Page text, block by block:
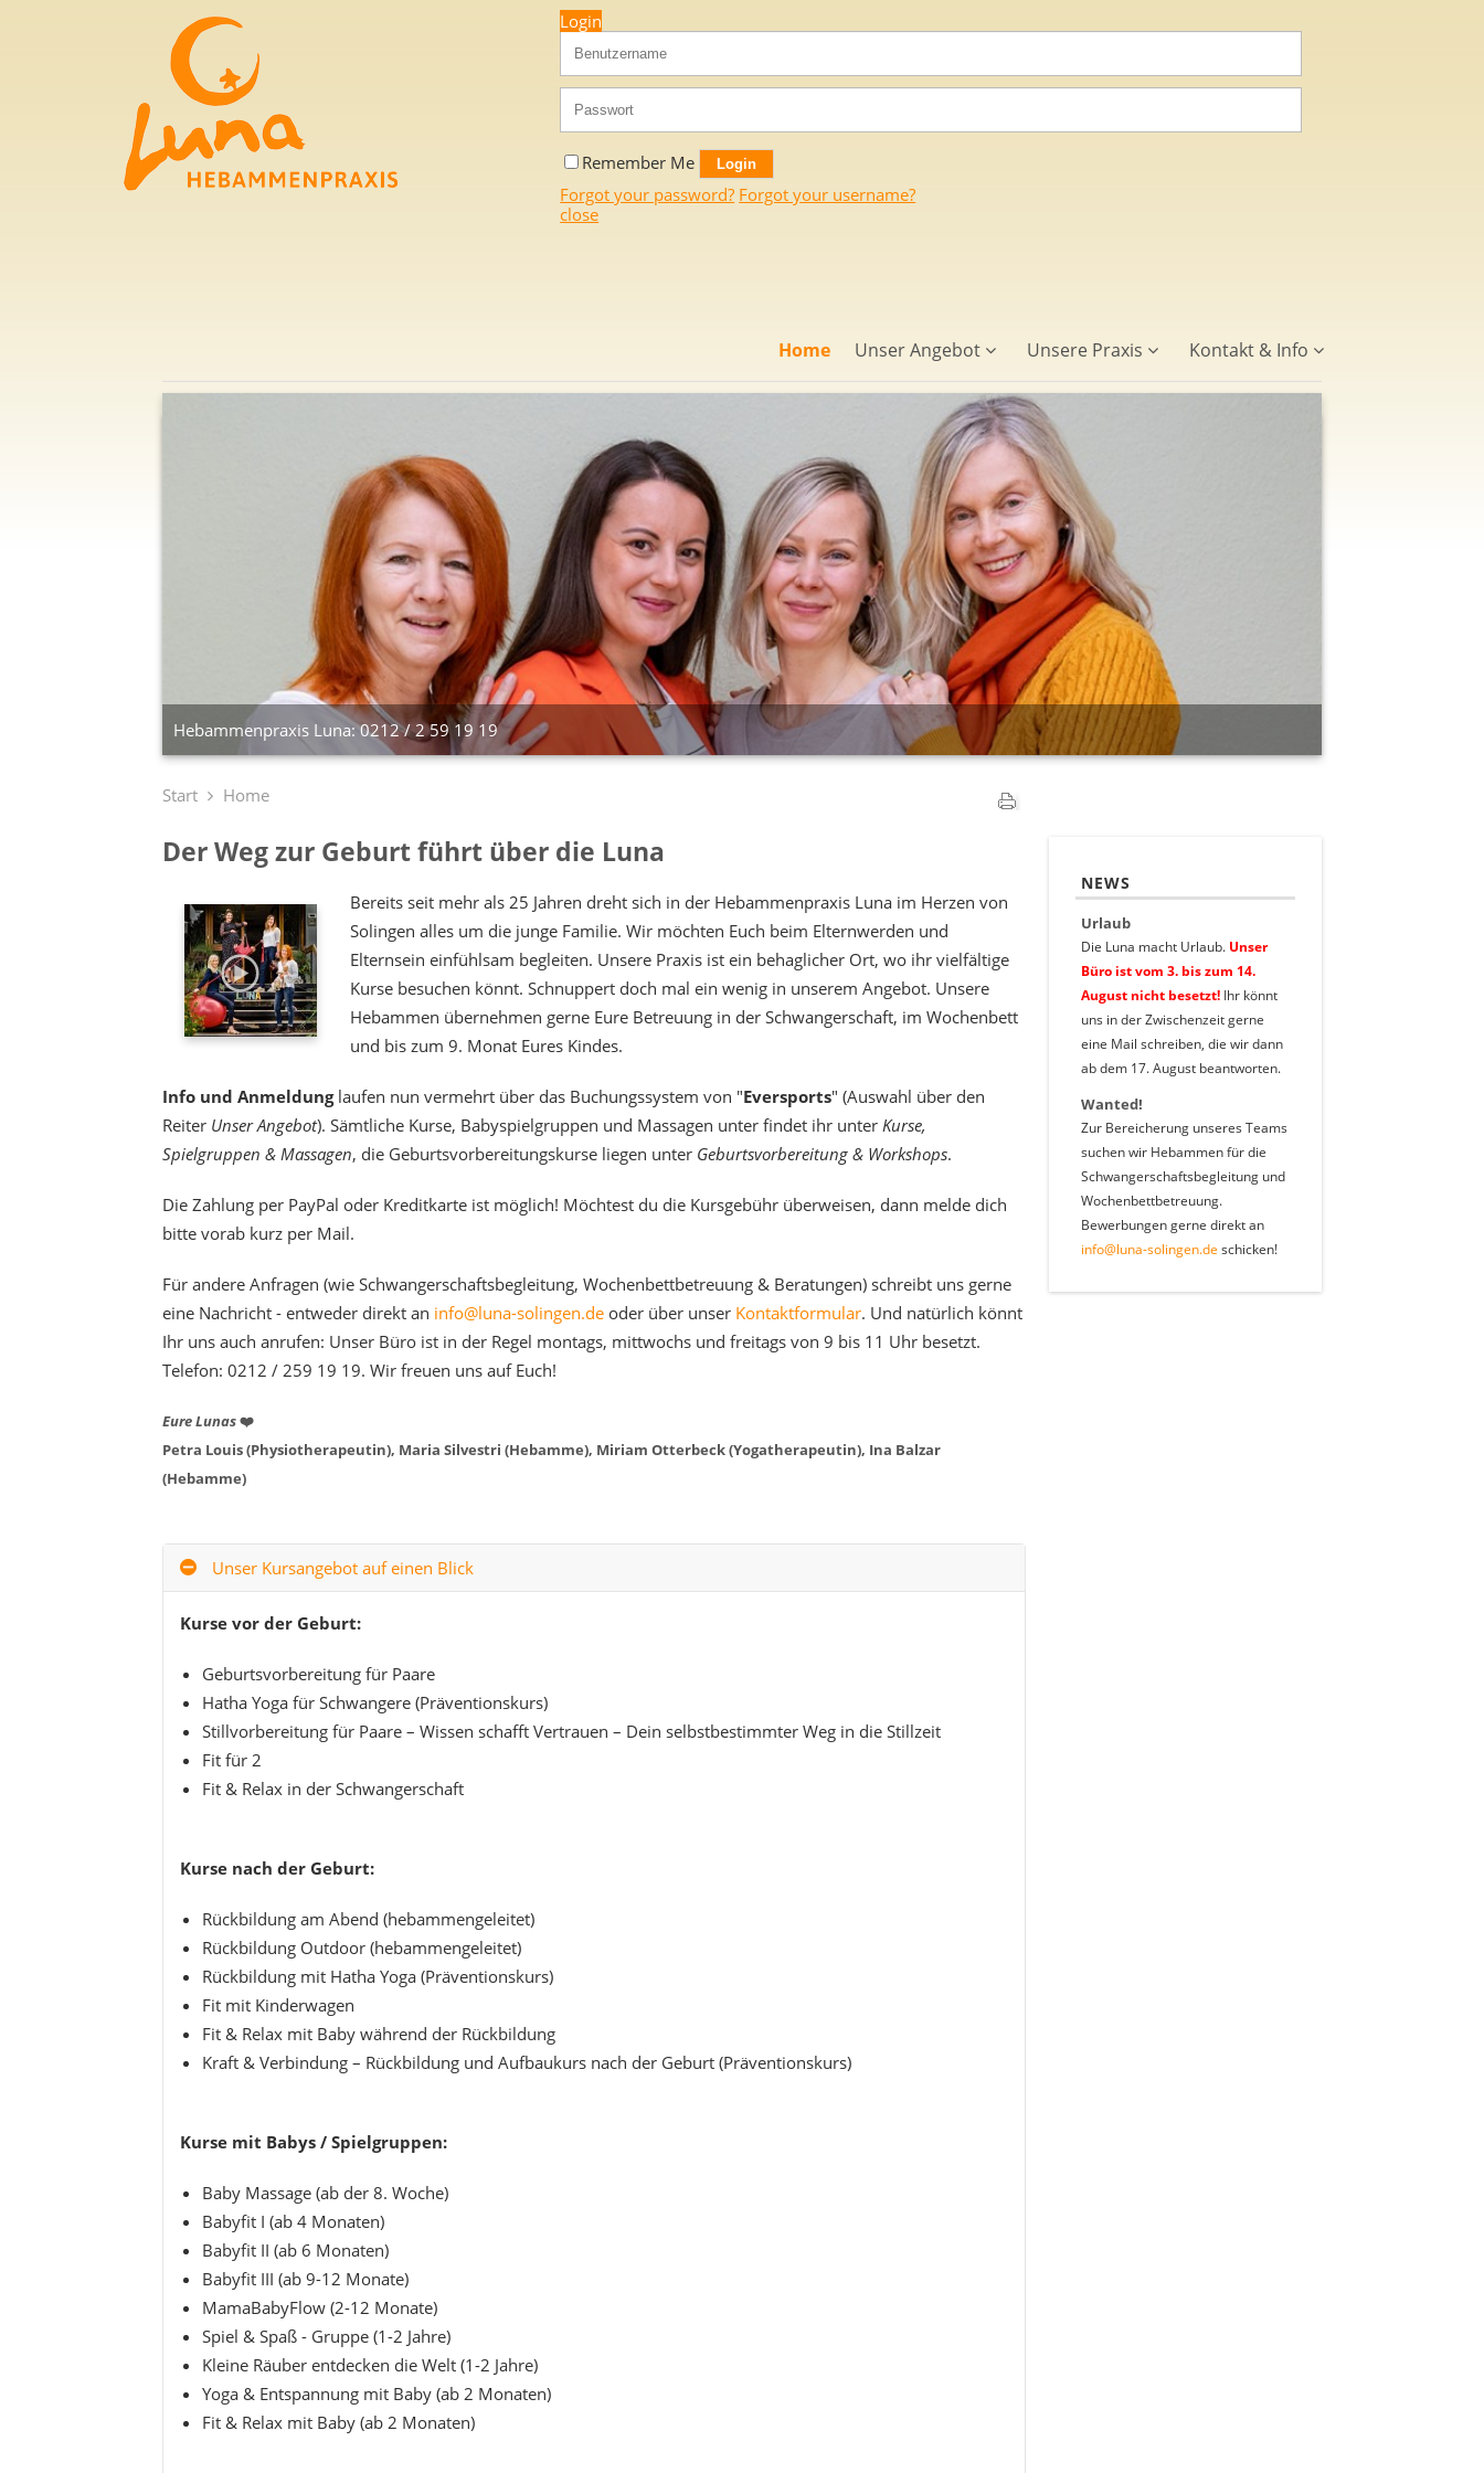
Login
Remember Me
Forgot your password? Forgot your username?
close
Home Unser Angebot Unsere Praxis Kontakt & Info
Hebammenpraxis Luna: 0212 / 2 59 19 19
Start Home
Der Weg zur Geburt führt über die Luna
Bereits seit mehr als 25 Jahren dreht sich in der Hebammenpraxis Luna im Herzen von
Solingen alles um die junge Familie. Wir möchten Euch beim Elternwerden und
Elternsein einfühlsam begleiten. Unsere Praxis ist ein behaglicher Ort, wo ihr vielfältige
Kurse besuchen könnt. Schnuppert doch mal ein wenig in unserem Angebot. Unsere
Hebammen übernehmen gerne Eure Betreuung in der Schwangerschaft, im Wochenbett
und bis zum 9. Monat Eures Kindes.
Info und Anmeldunglaufen nun vermehrt über das Buchungssystem von "Eversports" (Auswahl über den
Reiter Unser Angebot). Sämtliche Kurse, Babyspielgruppen und Massagen unter findet ihr unter Kurse,
Spielgruppen & Massagen, die Geburtsvorbereitungskurse liegen unter Geburtsvorbereitung & Workshops.
Die Zahlung per PayPal oder Kreditkarte ist möglich! Möchtest du die Kursgebühr überweisen, dann melde dich
bitte vorab kurz per Mail.
Für andere Anfragen (wie Schwangerschaftsbegleitung, Wochenbettbetreuung & Beratungen) schreibt uns gerne
eine Nachricht - entweder direkt an info@luna-solingen.de oder über unser Kontaktformular. Und natürlich könnt
Ihr uns auch anrufen: Unser Büro ist in der Regel montags, mittwochs und freitags von 9 bis 11 Uhr besetzt.
Telefon: 0212 / 259 19 19. Wir freuen uns auf Euch!
Eure Lunas❤️
Petra Louis (Physiotherapeutin), Maria Silvestri (Hebamme), Miriam Otterbeck (Yogatherapeutin), Ina Balzar
(Hebamme)
Unser Kursangebot auf einen Blick
Kurse vor der Geburt:
Geburtsvorbereitung für Paare
Hatha Yoga für Schwangere (Präventionskurs)
Stillvorbereitung für Paare – Wissen schafft Vertrauen – Dein selbstbestimmter Weg in die Stillzeit
Fit für 2
Fit & Relax in der Schwangerschaft
Kurse nach der Geburt:
Rückbildung am Abend (hebammengeleitet)
Rückbildung Outdoor (hebammengeleitet)
Rückbildung mit Hatha Yoga (Präventionskurs)
Fit mit Kinderwagen
Fit & Relax mit Baby während der Rückbildung
Kraft & Verbindung – Rückbildung und Aufbaukurs nach der Geburt (Präventionskurs)
Kurse mit Babys / Spielgruppen:
Baby Massage (ab der 8. Woche)
Babyfit I (ab 4 Monaten)
Babyfit II (ab 6 Monaten)
Babyfit III (ab 9-12 Monate)
MamaBabyFlow (2-12 Monate)
Spiel & Spaß - Gruppe (1-2 Jahre)
Kleine Räuber entdecken die Welt (1-2 Jahre)
Yoga & Entspannung mit Baby (ab 2 Monaten)
Fit & Relax mit Baby (ab 2 Monaten)
NEWS
Urlaub
Die Luna macht Urlaub. Unser
Büro ist vom 3. bis zum 14.
August nicht besetzt! Ihr könnt
uns in der Zwischenzeit gerne
eine Mail schreiben, die wir dann
ab dem 17. August beantworten.
Wanted!
Zur Bereicherung unseres Teams
suchen wir Hebammen für die
Schwangerschaftsbegleitung und
Wochenbettbetreuung.
Bewerbungen gerne direkt an
info@luna-solingen.de schicken!